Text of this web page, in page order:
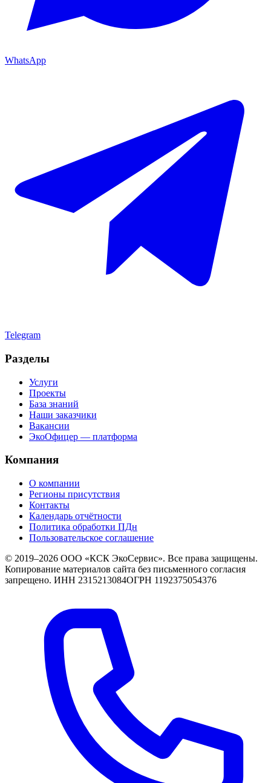
WhatsApp
Telegram
Разделы
Услуги
Проекты
База знаний
Наши заказчики
Вакансии
ЭкоОфицер — платформа
Компания
О компании
Регионы присутствия
Контакты
Календарь отчётности
Политика обработки ПДн
Пользовательское соглашение
© 2019–2026 ООО «КСК ЭкоСервис». Все права защищены.
Копирование материалов сайта без письменного согласия
запрещено. ИНН 2315213084ОГРН 1192375054376